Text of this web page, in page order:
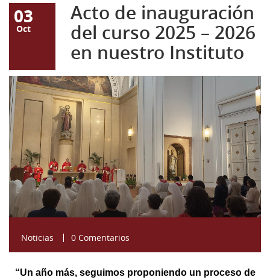
03
Oct
Acto de inauguración
del curso 2025 – 2026
en nuestro Instituto
EUCARISTIA.jpg
Noticias 0 Comentarios
“Un año más, seguimos proponiendo un proceso de